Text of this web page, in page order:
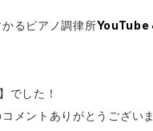
るピアノ調律所YouTube
でした！
メントありがとうございま